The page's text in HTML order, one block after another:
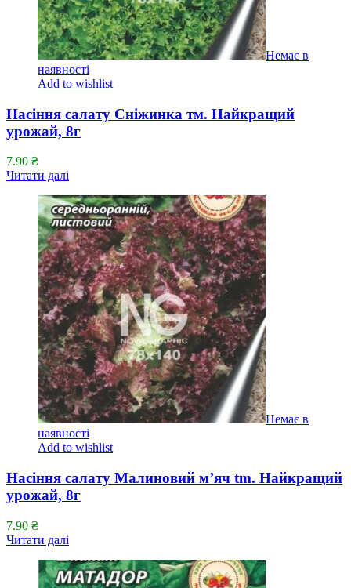
Немає в
наявності
Add to wishlist
Насіння салату Сніжинка тм. Найкращий
урожай, 8г
7.90 ₴
Читати далі
Немає в
наявності
Add to wishlist
Насіння салату Малиновий м’яч tm. Найкращий
урожай, 8г
7.90 ₴
Читати далі